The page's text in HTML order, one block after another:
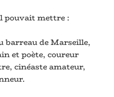
pouvait mettre :
barreau de Marseille,
et poète, coureur
cinéaste amateur,